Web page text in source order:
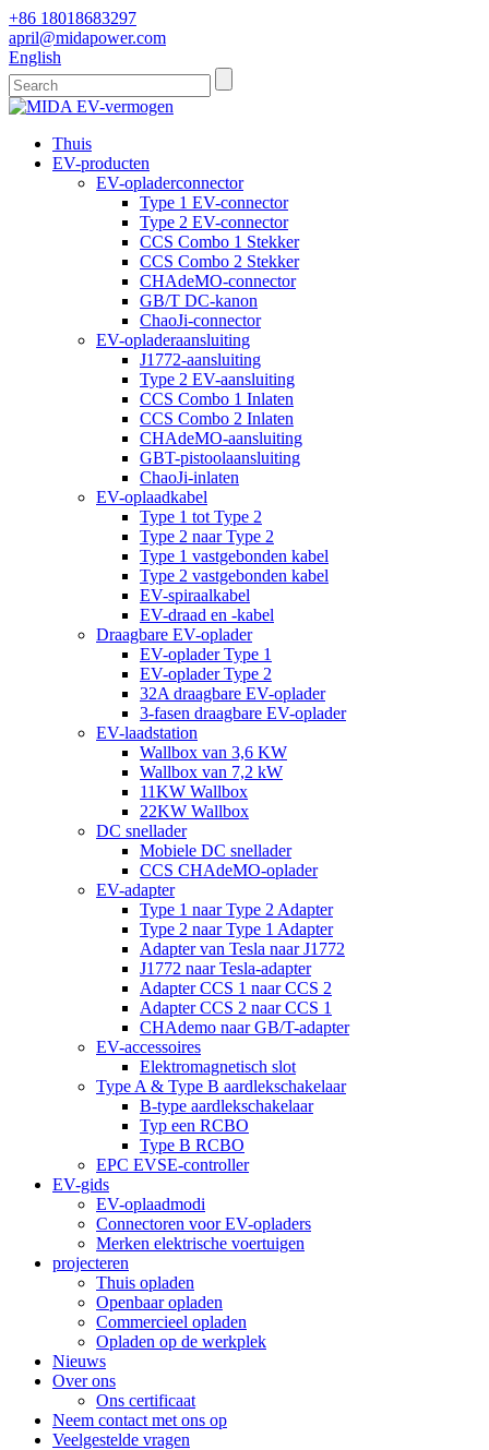
+86 18018683297
april@midapower.com
English
Thuis
EV-producten
EV-opladerconnector
Type 1 EV-connector
Type 2 EV-connector
CCS Combo 1 Stekker
CCS Combo 2 Stekker
CHAdeMO-connector
GB/T DC-kanon
ChaoJi-connector
EV-opladeraansluiting
J1772-aansluiting
Type 2 EV-aansluiting
CCS Combo 1 Inlaten
CCS Combo 2 Inlaten
CHAdeMO-aansluiting
GBT-pistoolaansluiting
ChaoJi-inlaten
EV-oplaadkabel
Type 1 tot Type 2
Type 2 naar Type 2
Type 1 vastgebonden kabel
Type 2 vastgebonden kabel
EV-spiraalkabel
EV-draad en -kabel
Draagbare EV-oplader
EV-oplader Type 1
EV-oplader Type 2
32A draagbare EV-oplader
3-fasen draagbare EV-oplader
EV-laadstation
Wallbox van 3,6 KW
Wallbox van 7,2 kW
11KW Wallbox
22KW Wallbox
DC snellader
Mobiele DC snellader
CCS CHAdeMO-oplader
EV-adapter
Type 1 naar Type 2 Adapter
Type 2 naar Type 1 Adapter
Adapter van Tesla naar J1772
J1772 naar Tesla-adapter
Adapter CCS 1 naar CCS 2
Adapter CCS 2 naar CCS 1
CHAdemo naar GB/T-adapter
EV-accessoires
Elektromagnetisch slot
Type A & Type B aardlekschakelaar
B-type aardlekschakelaar
Typ een RCBO
Type B RCBO
EPC EVSE-controller
EV-gids
EV-oplaadmodi
Connectoren voor EV-opladers
Merken elektrische voertuigen
projecteren
Thuis opladen
Openbaar opladen
Commercieel opladen
Opladen op de werkplek
Nieuws
Over ons
Ons certificaat
Neem contact met ons op
Veelgestelde vragen